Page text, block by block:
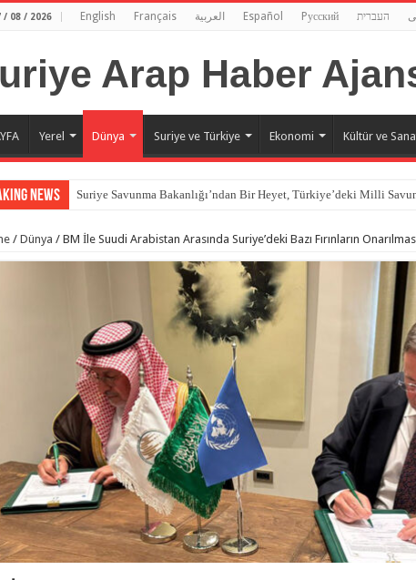
/ 08 / 2026 English Français العربية Español Pусский העברית
Yerel Dünya Suriye ve Türkiye Ekonomi Kültür ve
News Suriye Savunma Bakanlığı’ndan Bir Heyet, Türkiye’deki Milli
/ Dünya / BM İle Suudi Arabistan Arasında Suriye’deki Bazı Fırınların